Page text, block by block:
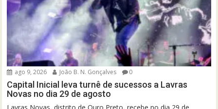
ago 9, 2026 João B. N. Gonçalves 0
Capital Inicial leva turnê de sucessos a Lavras
Novas no dia 29 de agosto